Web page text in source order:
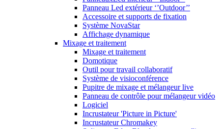
Panneau Led extérieur ‘’Outdoor’’
Accessoire et supports de fixation
Système NovaStar
Affichage dynamique
Mixage et traitement
Mixage et traitement
Domotique
Outil pour travail collaboratif
Système de visioconférence
Pupitre de mixage et mélangeur live
Panneau de contrôle pour mélangeur vidéo
Logiciel
Incrustateur 'Picture in Picture'
Incrustateur Chromakey